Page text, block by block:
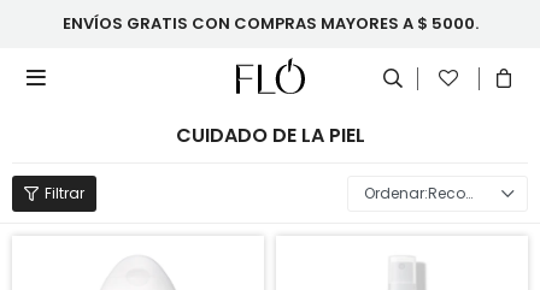
ENVÍOS GRATIS CON COMPRAS MAYORES A $ 5000.

CUIDADO DE LA PIEL
Recomendados